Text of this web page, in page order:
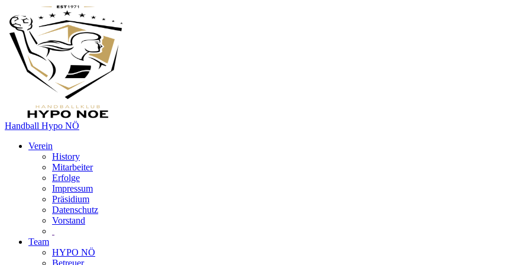
Handball Hypo NÖ
Verein
History
Mitarbeiter
Erfolge
Impressum
Präsidium
Datenschutz
Vorstand
Team
HYPO NÖ
Betreuer